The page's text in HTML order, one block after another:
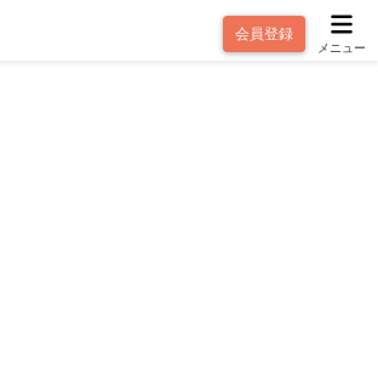
会員登録
メニュー